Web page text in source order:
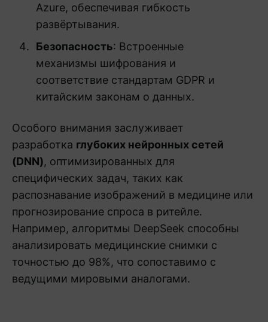
Azure, обеспечивая гибкость
развёртывания.
Безопасность: Встроенные
механизмы шифрования и
соответствие стандартам GDPR и
китайским законам о данных.
Особого внимания заслуживает
разработка глубоких нейронных сетей
(DNN), оптимизированных для
специфических задач, таких как
распознавание изображений в медицине или
прогнозирование спроса в ритейле.
Например, алгоритмы DeepSeek способны
анализировать медицинские снимки с
точностью до 98%, что сопоставимо с
ведущими мировыми аналогами.